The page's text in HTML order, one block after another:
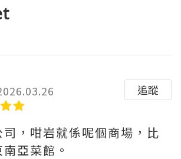
追蹤
，咁岩就係呢個商場，比
亞菜館。